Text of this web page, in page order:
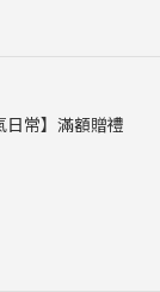
日常】滿額贈禮